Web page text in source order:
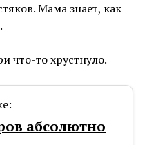
Мама знает, как
что-то хрустнуло.
абсолютно